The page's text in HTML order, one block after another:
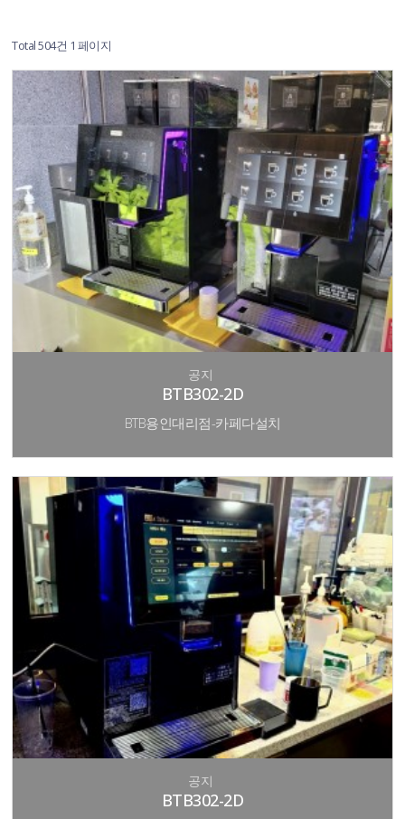
Total 504건 1 페이지
공지
BTB302-2D
BTB용인대리점-카페다설치
공지
BTB302-2D